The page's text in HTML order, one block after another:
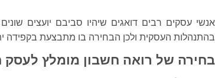
אנשי עסקים רבים דואגים שיהיו סביבם יועצים
בהתנהלות העסקית ולכן הבחירה בו מתבצעת בקפידה
בחירה של רואה חשבון מומלץ